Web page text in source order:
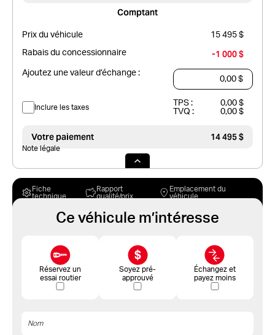
Comptant
Prix du véhicule 15 495 $
Rabais du concessionnaire -1 000 $
Ajoutez une valeur d’échange :
Inclure les taxes TPS :
0,00 $
TVQ :
0,00 $
Votre paiement 14 495 $
Note légale
Fiche
technique
Rapport
qualité/prix
Emplacement du
véhicule
Ce véhicule m’intéresse
Réservez un
essai routier
Soyez pré-
approuvé
Échangez et
payez moins